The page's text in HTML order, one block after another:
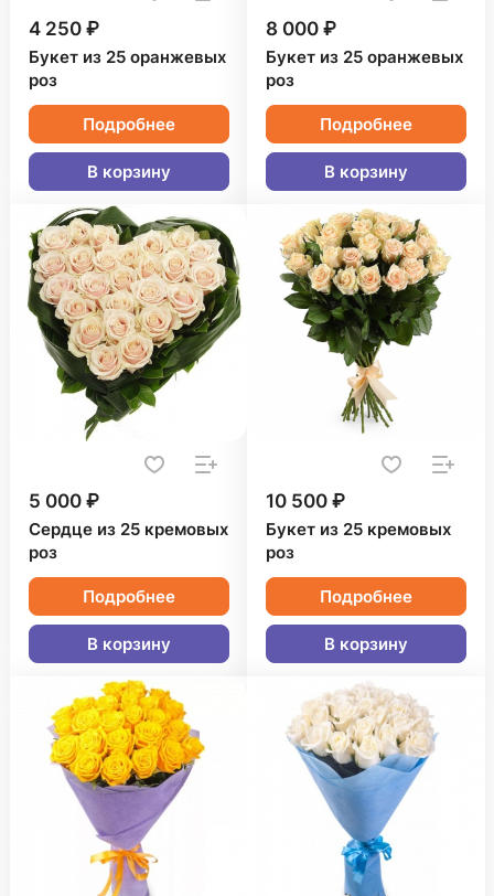
4 250 ₽
Букет из 25 оранжевых
роз
Подробнее
В корзину
8 000 ₽
Букет из 25 оранжевых
роз
Подробнее
В корзину
5 000 ₽
Сердце из 25 кремовых
роз
Подробнее
В корзину
10 500 ₽
Букет из 25 кремовых
роз
Подробнее
В корзину